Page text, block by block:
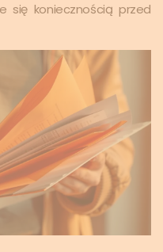
się koniecznością przed